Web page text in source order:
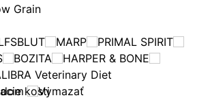
Grain
MARP
PRIMAL SPIRIT
BOZITA
HARPER & BONE
Veterinary Diet
kostiVymazať